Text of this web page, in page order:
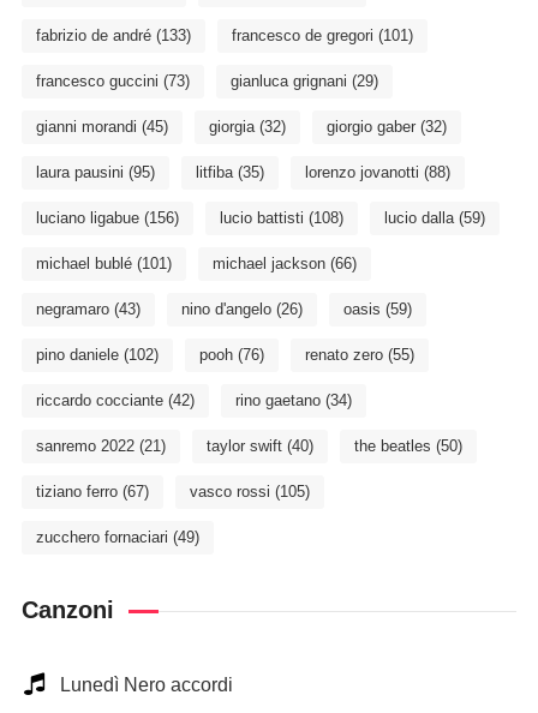
fabrizio de andré(133) francesco de gregori (101)
francesco guccini (73) gianluca grignani (29)
gianni morandi (45) giorgia(32) giorgio gaber(32)
laura pausini (95) litfiba(35) lorenzo jovanotti (88)
luciano ligabue(156) lucio battisti (108) lucio dalla(59)
michael bublé(101) michael jackson(66)
negramaro(43) nino d'angelo(26) oasis (59)
pino daniele(102) pooh(76) renato zero(55)
riccardo cocciante(42) rino gaetano(34)
sanremo 2022(21) taylor swift(40) the beatles (50)
tiziano ferro(67) vasco rossi (105)
zucchero fornaciari (49)
Canzoni
Lunedì Nero accordi